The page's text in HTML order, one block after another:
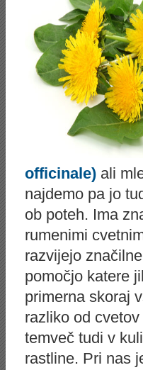
officinale) ali
najdemo pa jo
ob poteh. Ima
rumenimi
razvijejo
pomočjo katere
primerna skoraj
razliko od
temveč tudi v
rastline. Pri nas